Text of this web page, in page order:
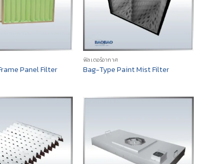
Panel Filter
ฟิลเตอร์อากาศ
Bag-Type Paint Mist Filter